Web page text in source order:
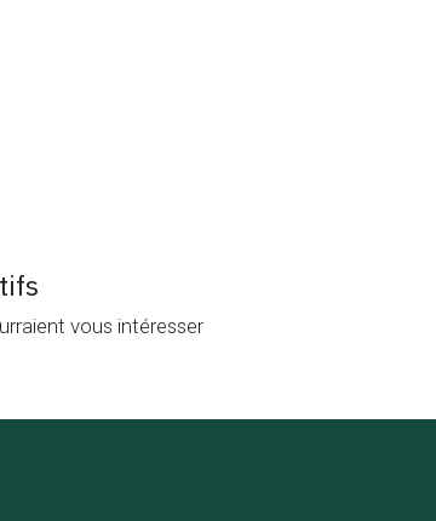
vous intéresser